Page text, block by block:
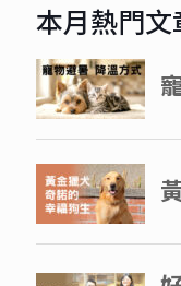
本月熱門文